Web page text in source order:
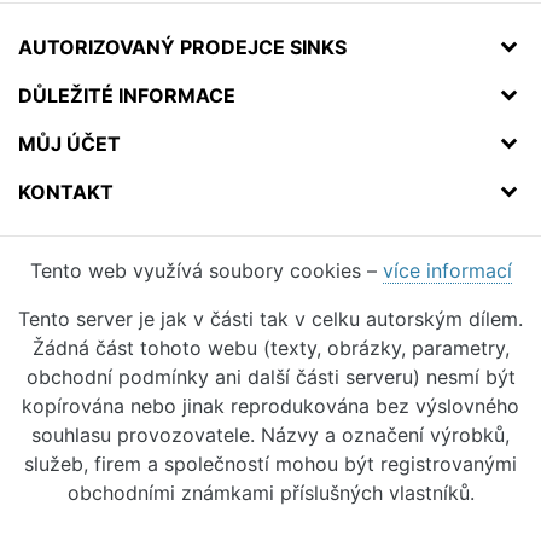
AUTORIZOVANÝ PRODEJCE SINKS
DŮLEŽITÉ INFORMACE
MŮJ ÚČET
KONTAKT
Tento web využívá soubory cookies – více informací
Tento server je jak v části tak v celku autorským dílem.
Žádná část tohoto webu (texty, obrázky, parametry,
obchodní podmínky ani další části serveru) nesmí být
kopírována nebo jinak reprodukována bez výslovného
souhlasu provozovatele. Názvy a označení výrobků,
služeb, firem a společností mohou být registrovanými
obchodními známkami příslušných vlastníků.